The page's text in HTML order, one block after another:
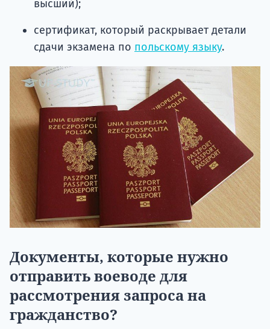
высший);
сертификат, который раскрывает детали
сдачи экзамена по польскому языку.
Документы, которые нужно
отправить воеводе для
рассмотрения запроса на
гражданство?